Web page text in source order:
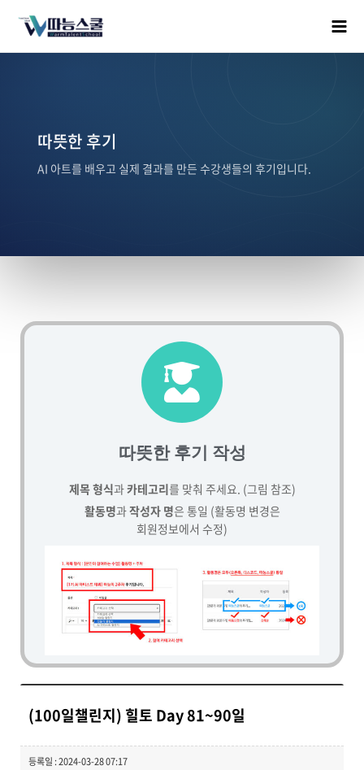
따뜻한 후기
AI 아트를 배우고 실제 결과를 만든 수강생들의 후기입니다.
따뜻한 후기 작성
제목 형식과카테고리를 맞춰 주세요. (그림 참조)
활동명과작성자 명은 통일 (활동명 변경은
회원정보에서 수정)
(100일챌린지) 힐토 Day 81~90일
등록일 : 2024-03-28 07:17